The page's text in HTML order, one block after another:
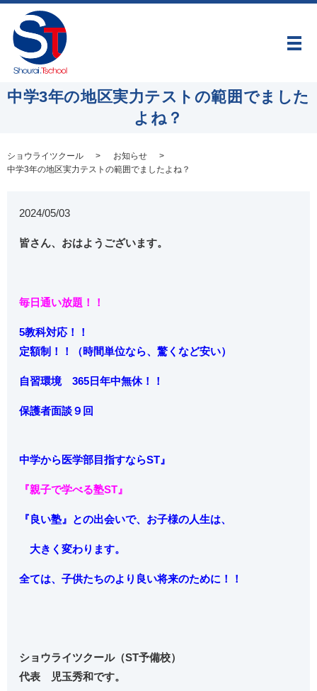
メ
中学3年の地区実力テストの範囲でました
よね？
ショウライツクール
お知らせ
中学3年の地区実力テストの範囲でましたよね？
2024/05/03
皆さん、おはようございます。
毎日通い放題！！
5教科対応！！
定額制！！（時間単位なら、驚くなど安い）
自習環境 365日年中無休！！
保護者面談９回
中学から医学部目指すならST』
『親子で学べる塾ST』
『良い塾』との出会いで、お子様の人生は、
大きく変わります。
全ては、子供たちのより良い将来のために！！
ショウライツクール（ST予備校）
代表 児玉秀和です。